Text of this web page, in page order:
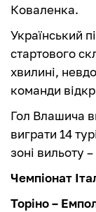
Коваленка.
Український
стартового
хвилині,
команди
Гол Влашича
виграти 14
зоні вильоту
Чемпіонат
Торіно –